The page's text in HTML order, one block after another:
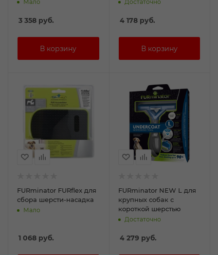
Мало
3 358 руб.
Достаточно
4 178руб.
FURminator FURflex для
сбора шерсти-насадка
Мало
1 068 руб.
FURminator NEW L для
крупных собак с
короткой шерстью
Достаточно
4 279руб.